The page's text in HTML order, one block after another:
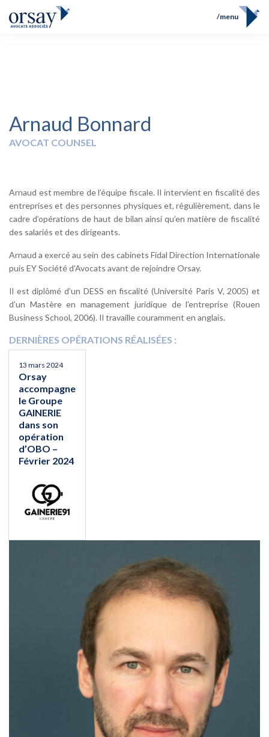
menu
Actualités
Contact
Arnaud Bonnard
AVOCAT COUNSEL
Arnaud est membre de l’équipe fiscale. Il intervient en fiscalité des
entreprises et des personnes physiques et, régulièrement, dans le
cadre d’opérations de haut de bilan ainsi qu’en matière de fiscalité
des salariés et des dirigeants.
Arnaud a exercé au sein des cabinets Fidal Direction Internationale
puis EY Société d’Avocats avant de rejoindre Orsay.
Il est diplômé d’un DESS en fiscalité (Université Paris V, 2005) et
d’un Mastère en management juridique de l’entreprise (Rouen
Business School, 2006). Il travaille couramment en anglais.
DERNIÈRES OPÉRATIONS RÉALISÉES :
13 mars 2024
Orsay
accompagne
le Groupe
GAINERIE
dans son
opération
d’OBO –
Février 2024